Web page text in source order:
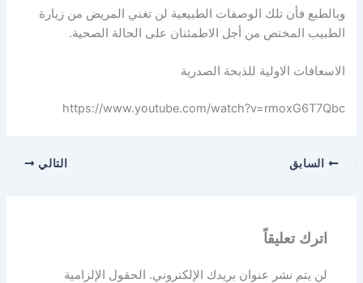
وبالطبع فأن تلك الوصفات الطبيعية لن تغني المريض من زيارة
الطبيب المختص من أجل الاطمئنان على الحالة الصحية.
الاسعافات الاولية للذبحة الصدرية
https://www.youtube.com/watch?v=rmoxG6T7Qbc
السابق التالي
اترك تعليقاً
لن يتم نشر عنوان بريدك الإلكتروني. الحقول الإلزامية